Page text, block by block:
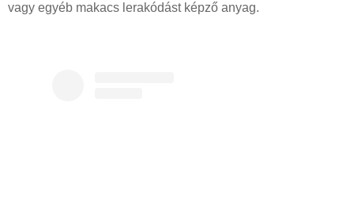
vagy egyéb makacs lerakódást képző anyag.